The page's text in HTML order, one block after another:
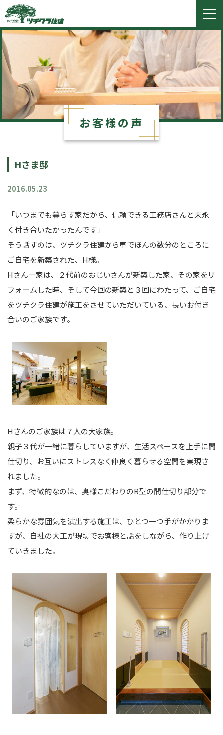
お客様の声
Hさま邸
2016.05.23
「いつまでも暮らす家だから、信頼できる工務店さんと末永
く付き合いたかったんです」
そう話すのは、ツチクラ住建から車でほんの数分のところに
ご自宅を新築された、H様。
Hさん一家は、２代前のおじいさんが新築した家、その家をリ
フォームした時、そして今回の新築と３回にわたって、ご自宅
をツチクラ住建が施工をさせていただいている、長いお付き
合いのご家族です。
Hさんのご家族は７人の大家族。
親子３代が一緒に暮らしていますが、生活スペースを上手に間
仕切り、お互いにストレスなく仲良く暮らせる空間を実現さ
れました。
まず、特徴的なのは、奥様こだわりのR型の間仕切り部分で
す。
柔らかな雰囲気を演出する施工は、ひとつ一つ手がかかりま
すが、自社の大工が現場でお客様と話をしながら、作り上げ
ていきました。